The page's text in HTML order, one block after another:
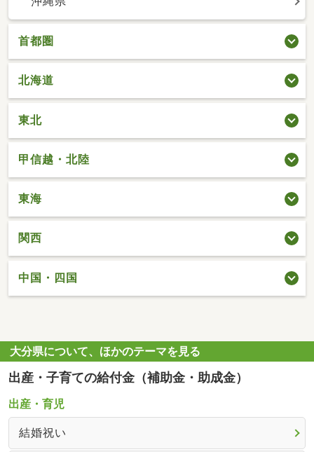
首都圏
北海道
東北
甲信越・北陸
東海
関西
中国・四国
大分県について、ほかのテーマを見る
出産・子育ての給付金（補助金・助成金）
出産・育児
結婚祝い